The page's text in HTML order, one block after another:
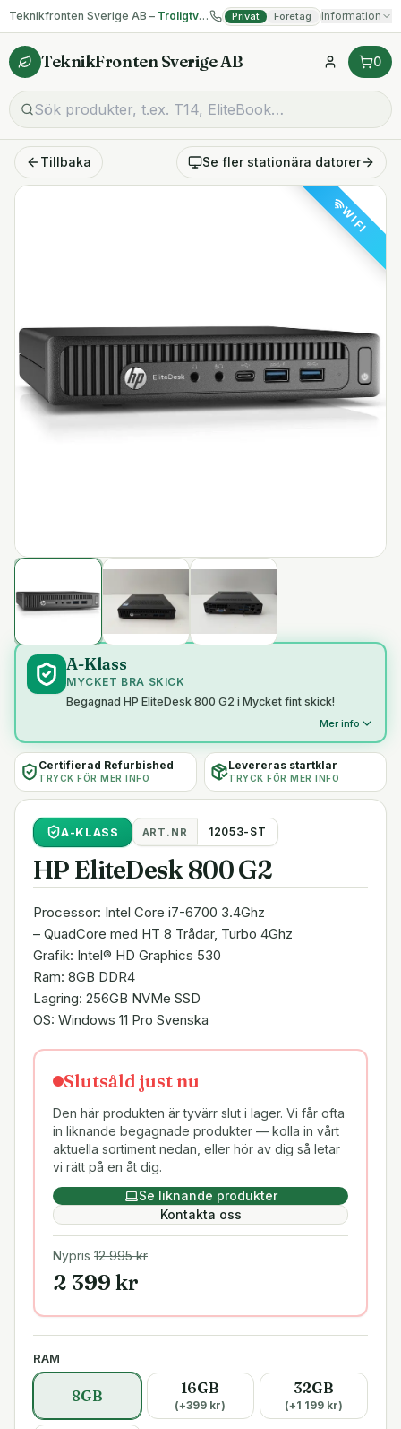
Teknikfronten Sverige AB – Troligtvis billigast på begagnad IT! Privat Företag Information
TeknikFronten Sverige AB 0
Tillbaka Se fler stationära datorer
WIFI
A-Klass
MYCKET BRA SKICK
Begagnad HP EliteDesk 800 G2 i Mycket fint skick!
Mer info
Certifierad Refurbished
TRYCK FÖR MER INFO
Levereras startklar
TRYCK FÖR MER INFO
A-KLASS ART.NR 12053-ST
HP EliteDesk 800 G2
Processor: Intel Core i7-6700 3.4Ghz
– QuadCore med HT 8 Trådar, Turbo 4Ghz
Grafik: Intel® HD Graphics 530
Ram: 8GB DDR4
Lagring: 256GB NVMe SSD
OS: Windows 11 Pro Svenska
Slutsåld just nu
Den här produkten är tyvärr slut i lager. Vi får ofta
in liknande begagnade produkter — kolla in vårt
aktuella sortiment nedan, eller hör av dig så letar
vi rätt på en åt dig.
Se liknande produkter
Kontakta oss
Nypris 12 995kr
2 399 kr
RAM
8GB 16GB
(+399 kr)
32GB
(+1 199 kr)